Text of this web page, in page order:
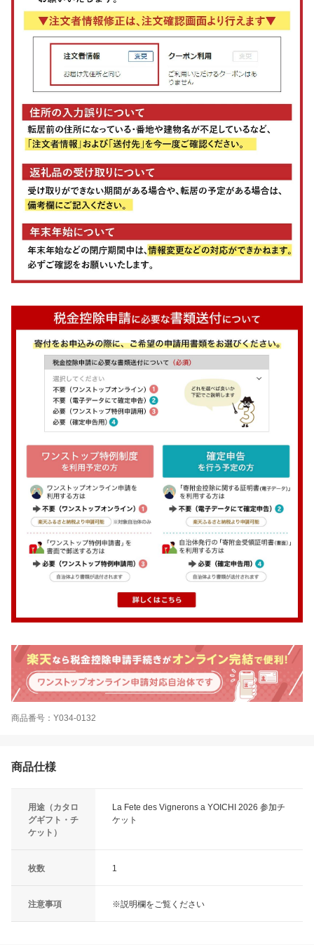
商品番号：Y034-0132
商品仕様
用途（カタロ
グギフト・チ
ケット）
La Fete des Vignerons a YOICHI 2026 参加チ
ケット
枚数 1
注意事項 ※説明欄をご覧ください